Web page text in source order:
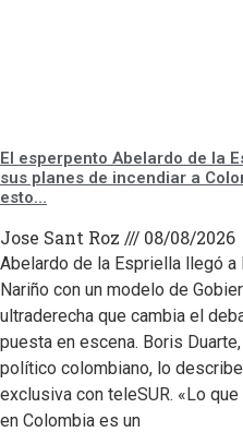
El esperpento Abelardo de la
sus planes de incendiar a
esto…
Jose Sant Roz 08/08/2026
Abelardo de la Espriella llegó a
Nariño con un modelo de
ultraderecha que cambia el
puesta en escena. Boris
político colombiano, lo
exclusiva con teleSUR. «Lo
en Colombia es un